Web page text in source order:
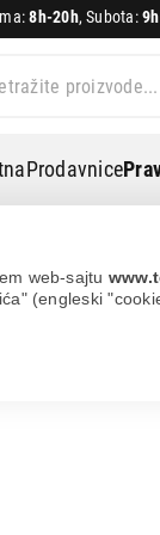
web-sajtu
(engleski
8h-20h, Subota:
Prodavnice